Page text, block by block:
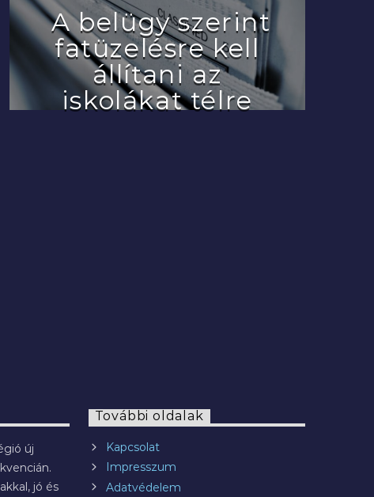
A belügy szerint
fatüzelésre kell
állítani az
iskolákat télre
új
jó és
További oldalak
Kapcsolat
Impresszum
Adatvédelem